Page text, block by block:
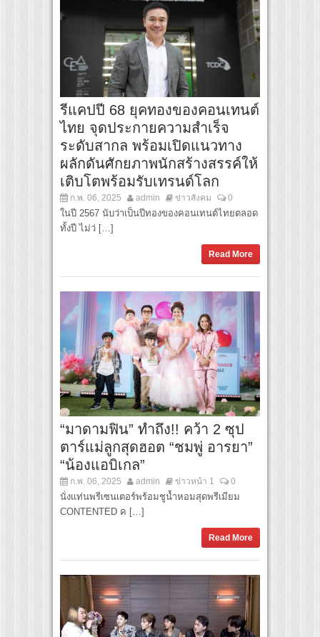
รีแคปปี 68 ยุคทองของคอนเทนต์
ไทย จุดประกายความสำเร็จ
ระดับสากล พร้อมเปิดแนวทาง
ผลักดันศักยภาพนักสร้างสรรค์ให้
เติบโตพร้อมรับเทรนด์โลก
ก.พ. 06, 2025 admin ข่าวสังคม 0
ในปี 2567 นับว่าเป็นปีทองของคอนเทนต์ไทยตลอด
ทั้งปี ไม่ว่ […]
Read More
“มาดามฟิน” ทำถึง!! คว้า 2 ซุป
ตาร์แม่ลูกสุดฮอต “ชมพู่ อารยา”
“น้องแอบิเกล”
ก.พ. 06, 2025 admin ข่าวหน้า 1 0
นั่งแท่นพรีเซนเตอร์พร้อมชูน้ำหอมสุดพรีเมียม
CONTENTED ค […]
Read More